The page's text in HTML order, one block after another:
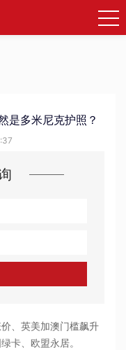
是多米尼克护照？
、英美加澳门槛飙升
卡、欧盟永居。